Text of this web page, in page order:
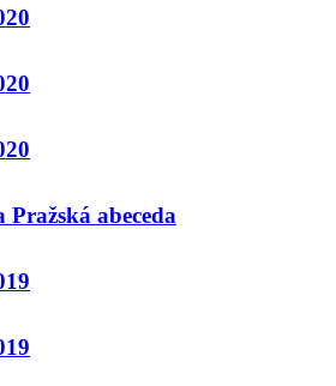
abeceda